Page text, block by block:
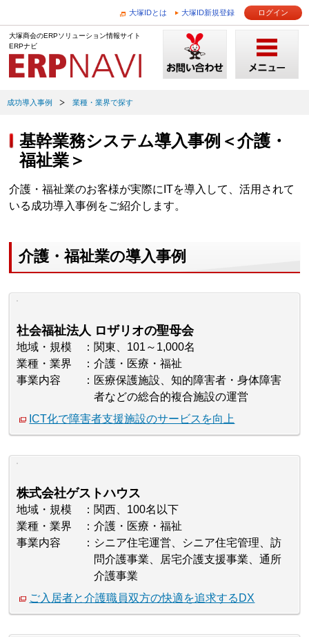
大塚IDとは 大塚ID新規登録 ログイン
大塚商会のERPソリューション情報サイト
ERPナビ
成功導入事例 業種・業界で探す
基幹業務システム導入事例＜介護・
福祉業＞
介護・福祉業のお客様が実際にITを導入して、活用されて
いる成功導入事例をご紹介します。
介護・福祉業の導入事例
社会福祉法人 ロザリオの聖母会
地域・規模
関東、101～1,000名
業種・業界
介護・医療・福祉
事業内容
医療保護施設、知的障害者・身体障害
者などの総合的複合施設の運営
ICT化で障害者支援施設のサービスを向上
株式会社ゲストハウス
地域・規模
関西、100名以下
業種・業界
介護・医療・福祉
事業内容
シニア住宅運営、シニア住宅管理、訪
問介護事業、居宅介護支援事業、通所
介護事業
ご入居者と介護職員双方の快適を追求するDX